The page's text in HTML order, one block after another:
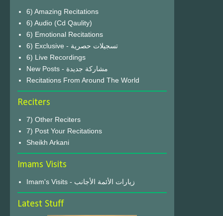
6) Amazing Recitations
6) Audio (Cd Qaulity)
6) Emotional Recitations
6) Exclusive - تسجيلات حصرية
6) Live Recordings
New Posts - مشاركة جديدة
Recitations From Around The World
Reciters
7) Other Reciters
7) Post Your Recitations
Sheikh Arkani
Imams Visits
Imam's Visits - زيارات الأئمة الأجانب
Latest Stuff